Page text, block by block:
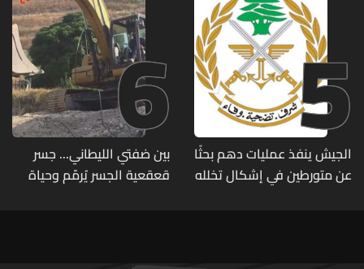
5
الجيش ينفذ عمليات دهم بحثًا
عن متورطين في إشكال تخلله
6
بين ضفتي الليطاني... جسر
قعقعية الجسر يُرمّم وحياة